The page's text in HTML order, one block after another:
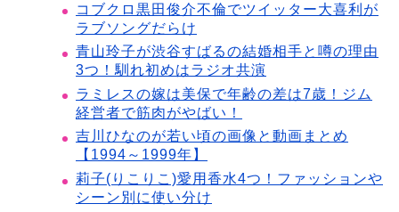
コブクロ黒田俊介不倫でツイッター大喜利が
ラブソングだらけ
青山玲子が渋谷すばるの結婚相手と噂の理由
3つ！馴れ初めはラジオ共演
ラミレスの嫁は美保で年齢の差は7歳！ジム
経営者で筋肉がやばい！
吉川ひなのが若い頃の画像と動画まとめ
【1994～1999年】
莉子(りこりこ)愛用香水4つ！ファッションや
シーン別に使い分け